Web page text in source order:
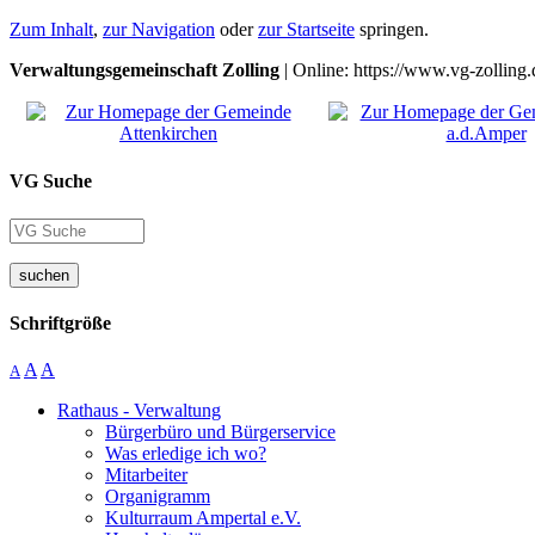
Zum Inhalt, zur Navigation oderzur Startseite springen.
Verwaltungsgemeinschaft Zolling | Online: https://www.vg-
VG Suche
suchen
Schriftgröße
A A A
Rathaus - Verwaltung
Bürgerbüro und Bürgerservice
Was erledige ich wo?
Mitarbeiter
Organigramm
Kulturraum Ampertal e.V.